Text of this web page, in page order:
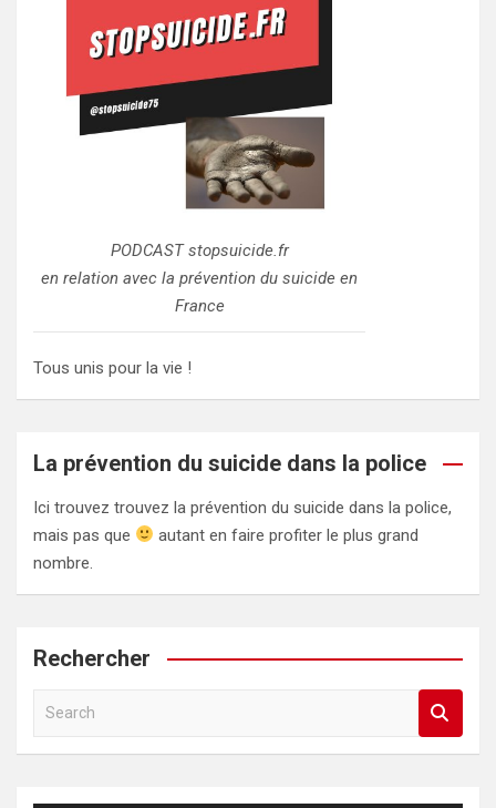
PODCAST stopsuicide.fr
en relation avec la prévention du suicide en
France
Tous unis pour la vie !
La prévention du suicide dans la police
Ici trouvez trouvez la prévention du suicide dans la police,
mais pas que
autant en faire profiter le plus grand
nombre.
Rechercher
a